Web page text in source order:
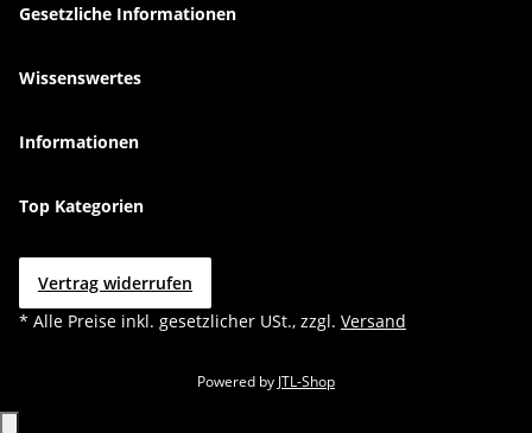
Gesetzliche Informationen
Wissenswertes
Informationen
Top Kategorien
Vertrag widerrufen
* Alle Preise inkl. gesetzlicher USt., zzgl. Versand
Powered by JTL-Shop